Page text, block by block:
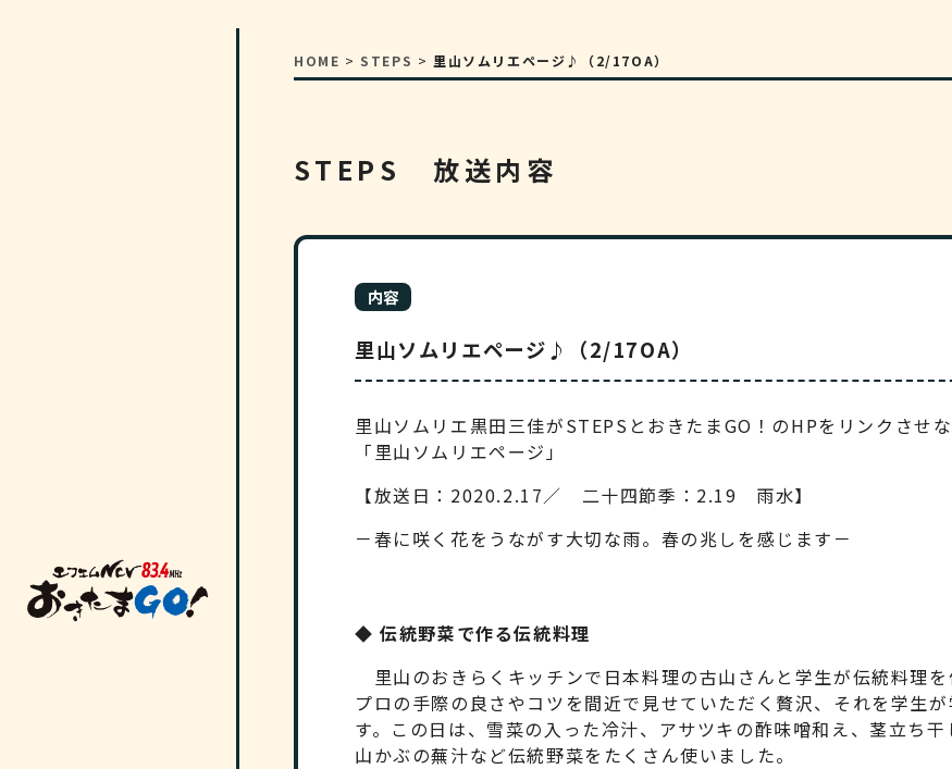
HOME > STEPS > 里山ソムリエページ♪（2/17OA）
STEPS 放送内容
内容
里山ソムリエページ♪（2/17OA）
里山ソムリエ黒田三佳がSTEPSとおきたまGO！のHPをリンクさせ
「里山ソムリエページ」
【放送日：2020.2.17／ 二十四節季：2.19 雨水】
－春に咲く花をうながす大切な雨。春の兆しを感じます－
◆ 伝統野菜で作る伝統料理
里山のおきらくキッチンで日本料理の古山さんと学生が伝統料理を
プロの手際の良さやコツを間近で見せていただく贅沢、それを学生
す。この日は、雪菜の入った冷汁、アサツキの酢味噌和え、茎立ち
山かぶの蕪汁など伝統野菜をたくさん使いました。